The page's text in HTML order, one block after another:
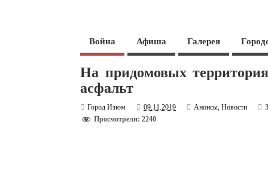
Война Афиша Галерея
На придомовых
асфальт
Город Изюм 09.11.2019 Анонсы,Новости
Просмотрели: 2240